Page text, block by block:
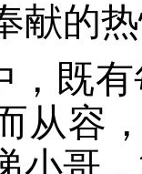
献的
，既
从容